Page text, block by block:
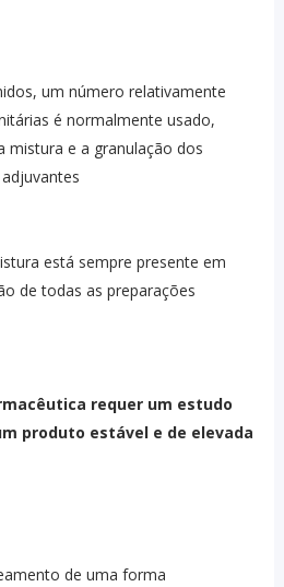
um número relativamente
é normalmente usado,
mistura e a granulação dos
está sempre presente em
de todas as preparações
requer um estudo
produto estável e de elevada
de uma forma